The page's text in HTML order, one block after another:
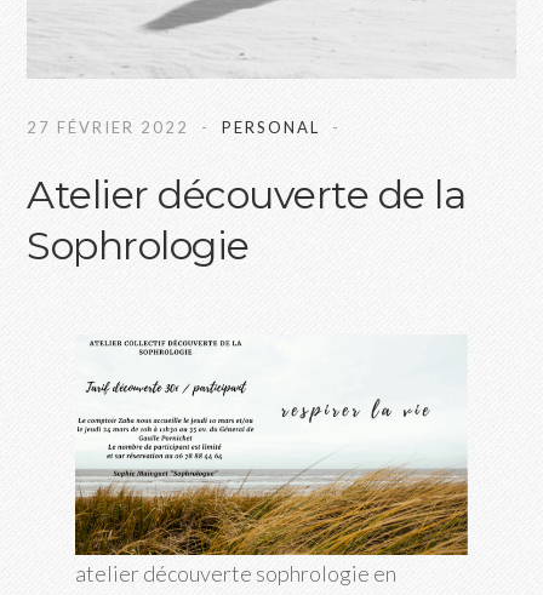
27 FÉVRIER 2022 PERSONAL
Atelier découverte de la
Sophrologie
atelier découverte sophrologie en